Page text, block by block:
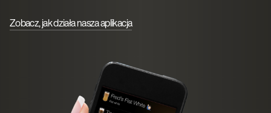
Zobacz, jak działa nasza aplikacja